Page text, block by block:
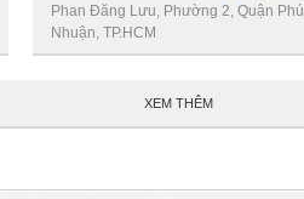
Phan Đăng Lưu, Phường 2, Quận Phú
Nhuận, TP.HCM
XEM THÊM